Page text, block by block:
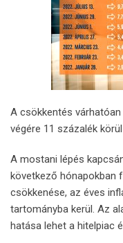
A csökkentés
végére 11 százalék
A mostani lépés
következő hónapokban
csökkenése, az éves
tartományba kerül. Az
hatása lehet a hitelpiac